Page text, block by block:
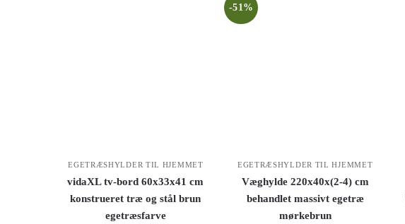
EGETRÆSHYLDER TIL HJEMMET
vidaXL tv-bord 60x33x41 cm
konstrueret træ og stål brun
egetræsfarve
-51%
EGETRÆSHYLDER TIL HJEMMET
Væghylde 220x40x(2-4) cm
behandlet massivt egetræ
mørkebrun